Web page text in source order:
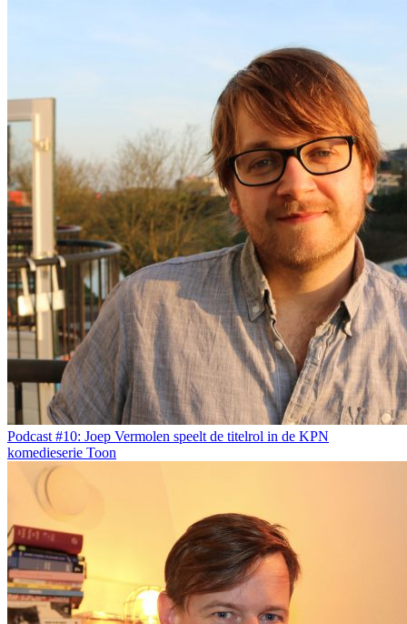
Podcast #10: Joep Vermolen speelt de titelrol in de KPN
komedieserie Toon